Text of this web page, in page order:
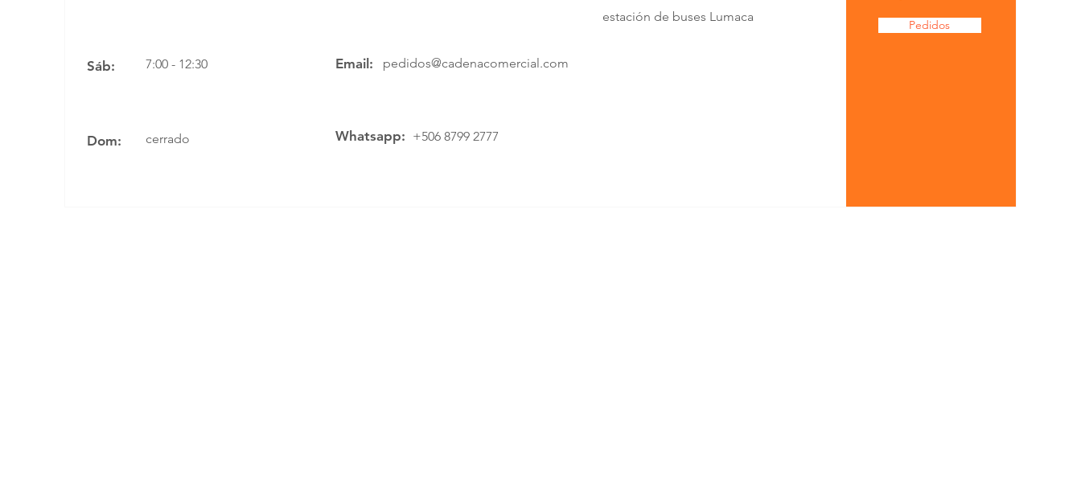
Sáb: 7:00 - 12:30
Dom: cerrado
Email: pedidos@cadenacomercial.com
Whatsapp: +506 8799 2777
estación de buses Lumaca
Pedidos